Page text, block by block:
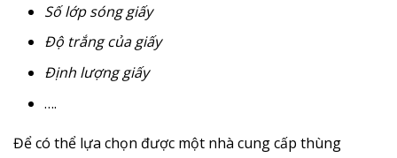
Số lớp sóng giấy
Độ trắng của giấy
Định lượng giấy
….
Để có thể lựa chọn được một nhà cung cấp thùng